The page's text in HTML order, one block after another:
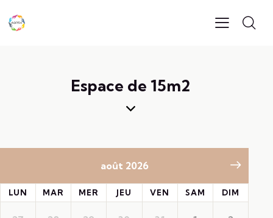
Espace de 15m2
août 2026
LUN MAR MER JEU VEN SAM DIM